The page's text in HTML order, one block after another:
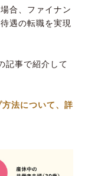
合、ファイナン
遇の転職を実現
記事で紹介して
方法について、詳